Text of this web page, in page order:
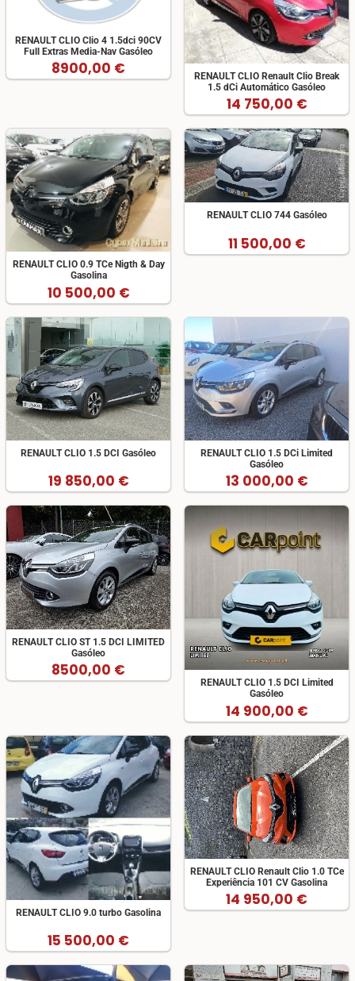
RENAULT CLIO Clio 4 1.5dci 90CV
Full Extras Media-Nav Gasóleo
8900,00 €
RENAULT CLIO Renault Clio Break
1.5 dCi Automático Gasóleo
14 750,00 €
RENAULT CLIO 0.9 TCe Nigth & Day
Gasolina
10 500,00 €
RENAULT CLIO 744 Gasóleo
11 500,00 €
RENAULT CLIO 1.5 DCI Gasóleo
19 850,00 €
RENAULT CLIO 1.5 DCi Limited
Gasóleo
13 000,00 €
RENAULT CLIO ST 1.5 DCI LIMITED
Gasóleo
8500,00 €
RENAULT CLIO 1.5 DCI Limited
Gasóleo
14 900,00 €
RENAULT CLIO 9.0 turbo Gasolina
15 500,00 €
RENAULT CLIO Renault Clio 1.0 TCe
Experiência 101 CV Gasolina
14 950,00 €